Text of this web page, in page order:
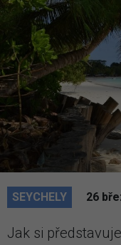
26
SEYCHELY
Jak si